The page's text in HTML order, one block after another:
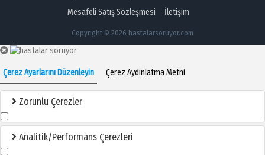
Mesafeli Satış Sözleşmesi
İletişim
Copyright © 2026 hastalarsoruyor.com
Çerez Ayarlarını Düzenleyin Çerez Aydınlatma Metni
Zorunlu Çerezler
Analitik/Performans Çerezleri